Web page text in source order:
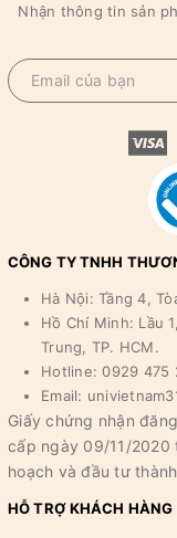
Nhận thông tin sản
CÔNG TY TNHH
Hà Nội: Tầng 4,
Hồ Chí Minh: Lầu
Trung, TP. HCM.
Hotline: 0929 475
Email:
Giấy chứng nhận
cấp ngày 09/11/2020
hoạch và đầu tư
HỖ TRỢ KHÁCH HÀNG